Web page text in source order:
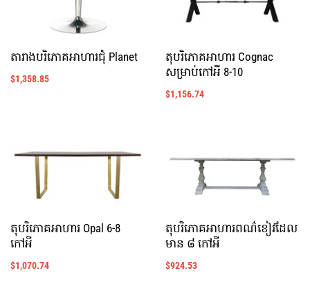
តារាងបរិភោគអាហារជុំ Planet
$1,358.85
តុបរិភោគអាហារ Cognac
សម្រាប់កៅអី 8-10
$1,156.74
តុបរិភោគអាហារ Opal 6-8
កៅអី
$1,070.74
តុបរិភោគអាហារពណ៌ខៀវដែល
មាន ៨ កៅអី
$924.53